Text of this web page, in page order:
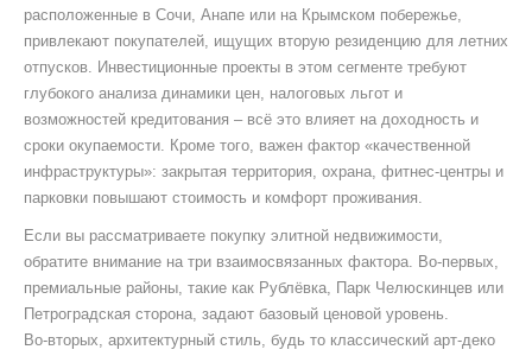
расположенные в Сочи, Анапе или на Крымском побережье,
привлекают покупателей, ищущих вторую резиденцию для летних
отпусков. Инвестиционные проекты в этом сегменте требуют
глубокого анализа динамики цен, налоговых льгот и
возможностей кредитования – всё это влияет на доходность и
сроки окупаемости. Кроме того, важен фактор «качественной
инфраструктуры»: закрытая территория, охрана, фитнес‑центры и
парковки повышают стоимость и комфорт проживания.
Если вы рассматриваете покупку элитной недвижимости,
обратите внимание на три взаимосвязанных фактора. Во‑первых,
премиальные районы, такие как Рублёвка, Парк Челюскинцев или
Петроградская сторона, задают базовый ценовой уровень.
Во‑вторых, архитектурный стиль, будь то классический арт‑деко